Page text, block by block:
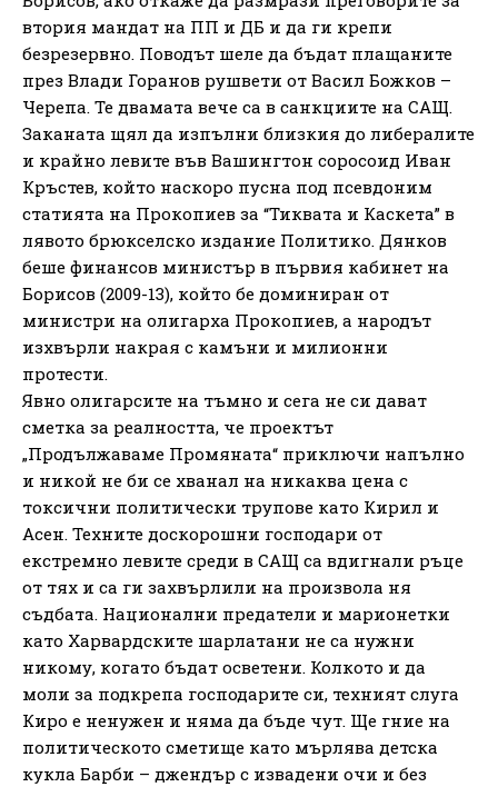
втория мандат на ПП и ДБ и да ги крепи
безрезервно. Поводът шеле да бъдат плащаните
през Влади Горанов рушвети от Васил Божков –
Черепа. Те двамата вече са в санкциите на САЩ.
Заканата щял да изпълни близкия до либералите
и крайно левите във Вашингтон соросоид Иван
Кръстев, който наскоро пусна под псевдоним
статията на Прокопиев за “Тиквата и Каскета” в
лявото брюкселско издание Политико. Дянков
беше финансов министър в първия кабинет на
Борисов (2009-13), който бе доминиран от
министри на олигарха Прокопиев, а народът
изхвърли накрая с камъни и милионни
протести.
Явно олигарсите на тъмно и сега не си дават
сметка за реалността, че проектът
„Продължаваме Промяната“ приключи напълно
и никой не би се хванал на никаква цена с
токсични политически трупове като Кирил и
Асен. Техните доскорошни господари от
екстремно левите среди в САЩ са вдигнали ръце
от тях и са ги захвърлили на произвола ня
съдбата. Национални предатели и марионетки
като Харвардските шарлатани не са нужни
никому, когато бъдат осветени. Колкото и да
моли за подкрепа господарите си, техният слуга
Киро е ненужен и няма да бъде чут. Ще гние на
политическото сметище като мърлява детска
кукла Барби – джендър с извадени очи и без